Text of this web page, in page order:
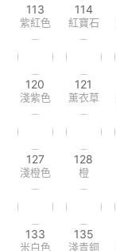
113
紫紅色
114
紅寶石
120
淺紫色
121
薰衣草
127
淺橙色
128
橙
133
米白色
135
淺青銅